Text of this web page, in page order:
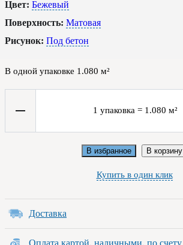
Цвет: Бежевый
Поверхность: Матовая
Рисунок: Под бетон
В одной упаковке 1.080 м²
1 упаковка = 1.080 м²
В избранное В корзину
Купить в один клик
Доставка